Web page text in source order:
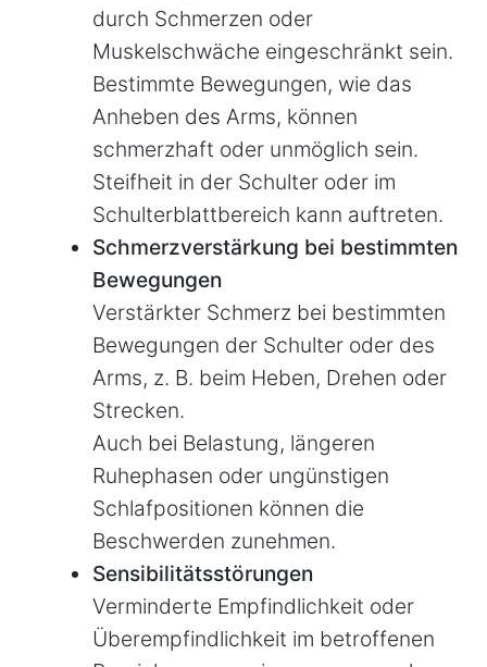
durch Schmerzen oder
Muskelschwäche eingeschränkt sein.
Bestimmte Bewegungen, wie das
Anheben des Arms, können
schmerzhaft oder unmöglich sein.
Steifheit in der Schulter oder im
Schulterblattbereich kann auftreten.
Schmerzverstärkung bei bestimmten
Bewegungen
Verstärkter Schmerz bei bestimmten
Bewegungen der Schulter oder des
Arms, z. B. beim Heben, Drehen oder
Strecken.
Auch bei Belastung, längeren
Ruhephasen oder ungünstigen
Schlafpositionen können die
Beschwerden zunehmen.
Sensibilitätsstörungen
Verminderte Empfindlichkeit oder
Überempfindlichkeit im betroffenen